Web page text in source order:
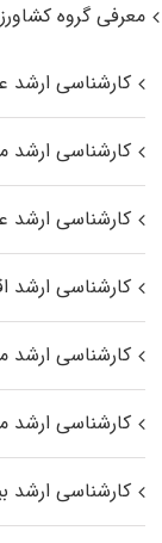
معرفی گروه
کارشناسی ارشد
کارشناسی ارشد
کارشناسی ارشد
کارشناسی ارشد
کارشناسی ارشد
کارشناسی ارشد
کارشناسی ارشد